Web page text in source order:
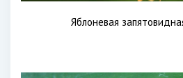
Яблоневая